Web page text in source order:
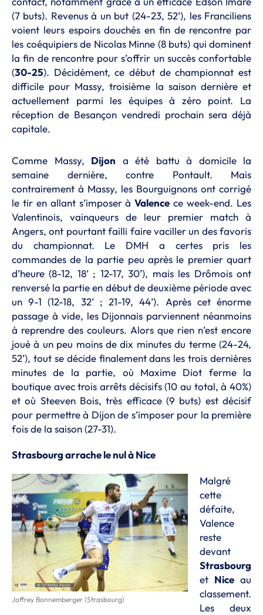
(7 buts). Revenus à un but (24-23, 52’), les Franciliens
voient leurs espoirs douchés en fin de rencontre par
les coéquipiers de Nicolas Minne (8 buts) qui dominent
la fin de rencontre pour s’offrir un succès confortable
(30-25). Décidément, ce début de championnat est
difficile pour Massy, troisième la saison dernière et
actuellement parmi les équipes à zéro point. La
réception de Besançon vendredi prochain sera déjà
capitale.
Comme Massy, Dijon a été battu à domicile la
semaine dernière, contre Pontault. Mais
contrairement à Massy, les Bourguignons ont corrigé
le tir en allant s’imposer àValence ce week-end. Les
Valentinois, vainqueurs de leur premier match à
Angers, ont pourtant failli faire vaciller un des favoris
du championnat. Le DMH a certes pris les
commandes de la partie peu après le premier quart
d’heure (8-12, 18’ ; 12-17, 30’), mais les Drômois ont
renversé la partie en début de deuxième période avec
un 9-1 (12-18, 32’ ; 21-19, 44’). Après cet énorme
passage à vide, les Dijonnais parviennent néanmoins
à reprendre des couleurs. Alors que rien n’est encore
joué à un peu moins de dix minutes du terme (24-24,
52’), tout se décide finalement dans les trois dernières
minutes de la partie, où Maxime Diot ferme la
boutique avec trois arrêts décisifs (10 au total, à 40%)
et où Steeven Bois, très efficace (9 buts) est décisif
pour permettre à Dijon de s’imposer pour la première
fois de la saison (27-31).
Strasbourg arrache le nul à Nice
Joffrey Bonnemberger (Strasbourg)
Malgré
cette
défaite,
Valence
reste
devant
Strasbourg
et Nice au
classement.
Les deux